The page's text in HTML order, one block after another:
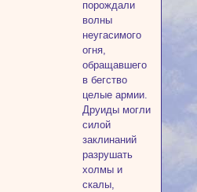
порождали
волны
неугасимого
огня,
обращавшего
в бегство
целые армии.
Друиды могли
силой
заклинаний
разрушать
холмы и
скалы,